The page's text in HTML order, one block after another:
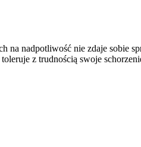
nadpotliwość nie zdaje sobie
z trudnością swoje